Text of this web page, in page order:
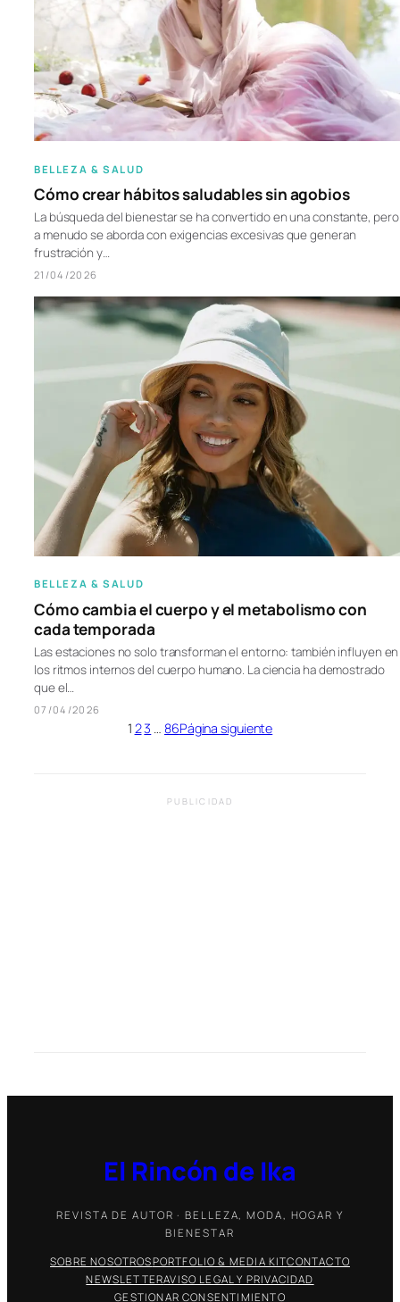
BELLEZA & SALUD
Cómo crear hábitos saludables sin agobios
La búsqueda del bienestar se ha convertido en una constante, pero
a menudo se aborda con exigencias excesivas que generan
frustración y…
21/04/2026
BELLEZA & SALUD
Cómo cambia el cuerpo y el metabolismo con
cada temporada
Las estaciones no solo transforman el entorno: también influyen en
los ritmos internos del cuerpo humano. La ciencia ha demostrado
que el…
07/04/2026
1 23 … 86Página siguiente
PUBLICIDAD
El Rincón de Ika
REVISTA DE AUTOR · BELLEZA, MODA, HOGAR Y
BIENESTAR
SOBRE NOSOTROSPORTFOLIO & MEDIA KITCONTACTO
NEWSLETTERAVISO LEGAL Y PRIVACIDAD
GESTIONAR CONSENTIMIENTO